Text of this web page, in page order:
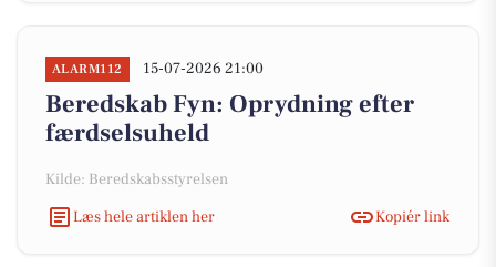
ALARM112 15-07-2026 21:00
Beredskab Fyn: Oprydning efter
færdselsuheld
Kilde: Beredskabsstyrelsen
Læs hele artiklen her
Kopiér link